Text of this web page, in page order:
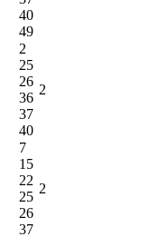
40
49
2
25
26
36
37
40
2
7
15
22
25
26
37
2